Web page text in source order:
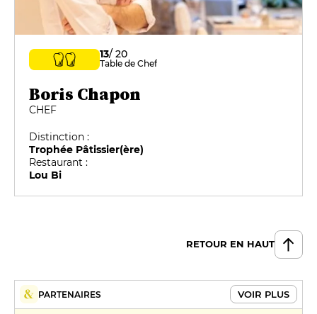
13/ 20
Table de Chef
Boris Chapon
CHEF
Distinction :
Trophée Pâtissier(ère)
Restaurant :
Lou Bi
RETOUR EN HAUT
PARTENAIRES VOIR PLUS